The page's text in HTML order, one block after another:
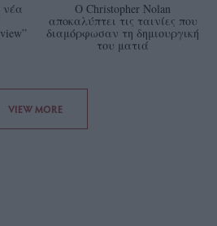
νέα Ο Christopher Nolan
αποκαλύπτει τις ταινίες που
διαμόρφωσαν τη δημιουργική
του ματιά
VIEW MORE